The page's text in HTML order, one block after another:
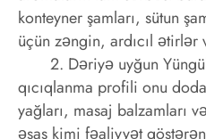
konteyner şamları, sütun
üçün zəngin, ardıcıl ətirlər
2. Dəriyə uyğun
qıcıqlanma profili onu
yağları, masaj balzamları
əsas kimi fəaliyyət